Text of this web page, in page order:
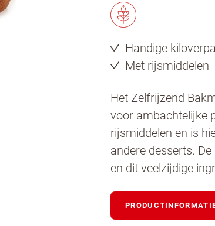
Handige
Met rijsmiddelen
Het Zelfrijzend
voor ambachtelijke
rijsmiddelen en is
andere desserts.
en dit veelzijdige